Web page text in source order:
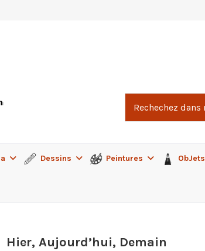
Dessins Peintures ObJets
Hier, Aujourd’hui, Demain